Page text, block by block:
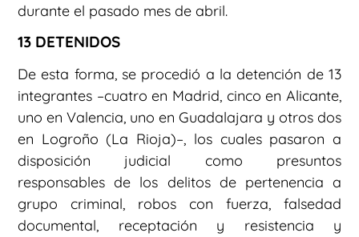
durante el pasado mes de abril.
13 DETENIDOS
De esta forma, se procedió a la detención de 13
integrantes –cuatro en Madrid, cinco en Alicante,
uno en Valencia, uno en Guadalajara y otros dos
en Logroño (La Rioja)–, los cuales pasaron a
disposición judicial como presuntos
responsables de los delitos de pertenencia a
grupo criminal, robos con fuerza, falsedad
documental, receptación y resistencia y